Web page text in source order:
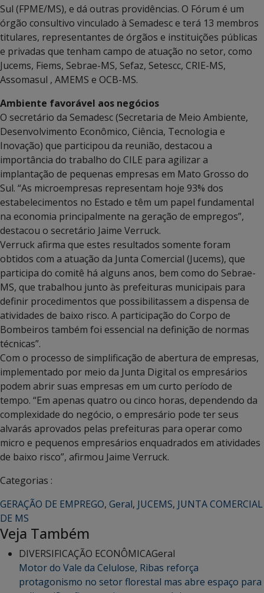
Sul (FPME/MS), e dá outras providências. O Fórum é um
órgão consultivo vinculado à Semadesc e terá 13 membros
titulares, representantes de órgãos e instituições públicas
e privadas que tenham campo de atuação no setor, como
Jucems, Fiems, Sebrae-MS, Sefaz, Setescc, CRIE-MS,
Assomasul , AMEMS e OCB-MS.
Ambiente favorável aos negócios
O secretário da Semadesc (Secretaria de Meio Ambiente,
Desenvolvimento Econômico, Ciência, Tecnologia e
Inovação) que participou da reunião, destacou a
importância do trabalho do CILE para agilizar a
implantação de pequenas empresas em Mato Grosso do
Sul. “As microempresas representam hoje 93% dos
estabelecimentos no Estado e têm um papel fundamental
na economia principalmente na geração de empregos”,
destacou o secretário Jaime Verruck.
Verruck afirma que estes resultados somente foram
obtidos com a atuação da Junta Comercial (Jucems), que
participa do comitê há alguns anos, bem como do Sebrae-
MS, que trabalhou junto às prefeituras municipais para
definir procedimentos que possibilitassem a dispensa de
atividades de baixo risco. A participação do Corpo de
Bombeiros também foi essencial na definição de normas
técnicas”.
Com o processo de simplificação de abertura de empresas,
implementado por meio da Junta Digital os empresários
podem abrir suas empresas em um curto período de
tempo. “Em apenas quatro ou cinco horas, dependendo da
complexidade do negócio, o empresário pode ter seus
alvarás aprovados pelas prefeituras para operar como
micro e pequenos empresários enquadrados em atividades
de baixo risco”, afirmou Jaime Verruck.
Categorias :
GERAÇÃO DE EMPREGO, Geral, JUCEMS, JUNTA COMERCIAL
DE MS
Veja Também
DIVERSIFICAÇÃO ECONÔMICAGeral
Motor do Vale da Celulose, Ribas reforça
protagonismo no setor florestal mas abre espaço para